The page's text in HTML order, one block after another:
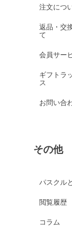
注文につ
返品・交
て
会員サー
ギフトラ
ス
お問い合
その他
パスクル
閲覧履歴
コラム